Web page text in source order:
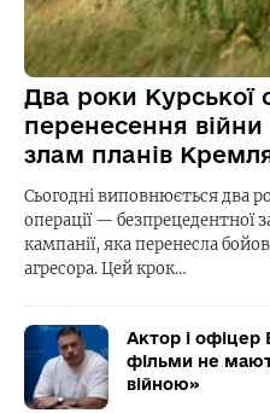
Два роки Курської
перенесення
злам планів
Сьогодні виповнюється два
операції — безпрецедентної
кампанії, яка перенесла
агресора. Цей крок…
Актор і
фільми не
війною»